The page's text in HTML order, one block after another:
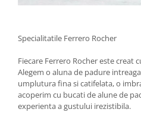
Specialitatile Ferrero Rocher
Fiecare Ferrero Rocher este creat
Alegem o aluna de padure
umplutura fina si catifelata, o
acoperim cu bucati de alune de
experienta a gustului irezistibila.